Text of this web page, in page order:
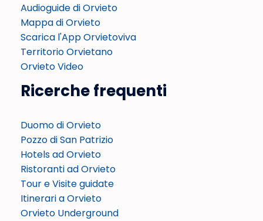
Audioguide di Orvieto
Mappa di Orvieto
Scarica l'App Orvietoviva
Territorio Orvietano
Orvieto Video
Ricerche frequenti
Duomo di Orvieto
Pozzo di San Patrizio
Hotels ad Orvieto
Ristoranti ad Orvieto
Tour e Visite guidate
Itinerari a Orvieto
Orvieto Underground